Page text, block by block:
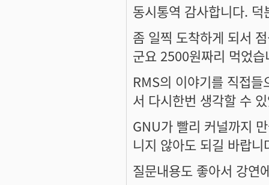
동시통역 감사합니다.
좀 일찍 도착하게 되서
군요 2500원짜리 먹었습
RMS의 이야기를 직접
서 다시한번 생각할 수
GNU가 빨리 커널까지
니지 않아도 되길 바랍니
질문내용도 좋아서 강연